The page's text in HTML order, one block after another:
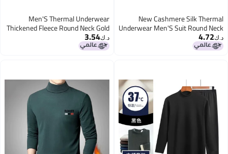
New Cashmere Silk Thermal
Underwear Men'S Suit Round Neck
Cold-Proof Fleece-Lined Base
Warm Clothes
د.ك‏4.72
4
Men'S Thermal Underwear
Thickened Fleece Round Neck Gold
Fleece Base Layer Top And Bottom
Set
د.ك‏3.54